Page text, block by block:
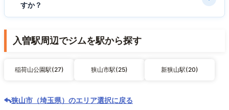
すか？
入曽駅周辺でジムを駅から探す
稲荷山公園駅(27) 狭山市駅(25) 新狭山駅(20)
狭山市（埼玉県）のエリア選択に戻る